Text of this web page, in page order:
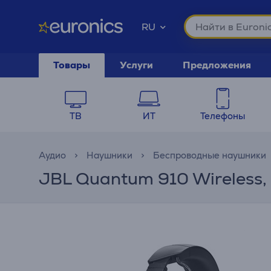
RU
Товары Услуги Предложения
ТВ ИТ Телефоны
Аудио Наушники Беспроводные наушники
JBL Quantum 910